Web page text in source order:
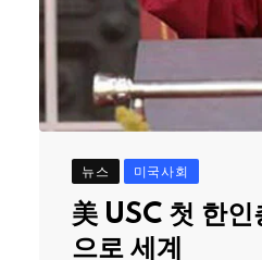
뉴스 미국사회
美 USC 첫 한인
으로 세계